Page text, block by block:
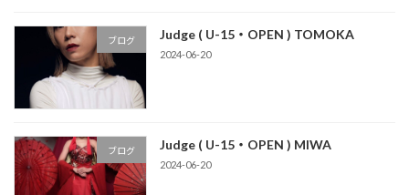
ブログ Judge ( U-15・OPEN ) TOMOKA
2024-06-20
ブログ Judge ( U-15・OPEN ) MIWA
2024-06-20